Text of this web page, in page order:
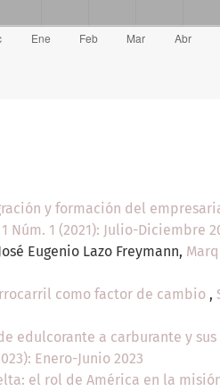
y formación del
1 (2021): Julio-Diciembre
Eugenio Lazo Freymann,
como factor de cambio ,
edulcorante a carburante y
Enero-Junio 2023
el rol de América en la